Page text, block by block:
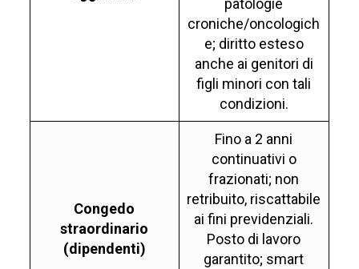
patologie
croniche/oncologich
e; diritto esteso
anche ai genitori di
figli minori con tali
condizioni.
Congedo
straordinario
(dipendenti)
Fino a 2 anni
continuativi o
frazionati; non
retribuito, riscattabile
ai fini previdenziali.
Posto di lavoro
garantito; smart